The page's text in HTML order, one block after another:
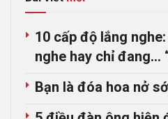
10 cấp độ lắng
nghe hay chỉ đang…
Bạn là đóa hoa nở